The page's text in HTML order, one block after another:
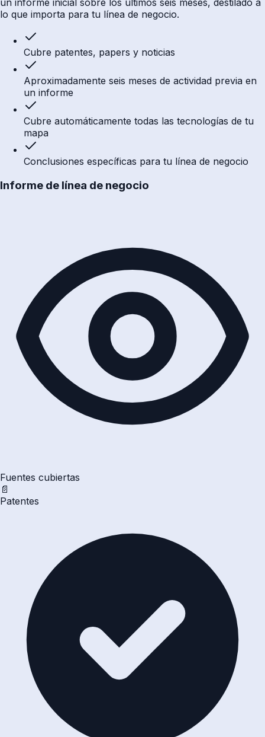
un informe inicial sobre los últimos seis meses, destilado a
lo que importa para tu línea de negocio.
Cubre patentes, papers y noticias
Aproximadamente seis meses de actividad previa en
un informe
Cubre automáticamente todas las tecnologías de tu
mapa
Conclusiones específicas para tu línea de negocio
Informe de línea de negocio
Fuentes cubiertas
📄
Patentes